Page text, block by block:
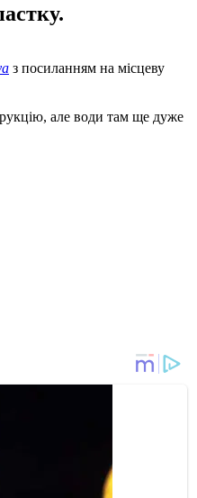
з посиланням на місцеву
але води там ще дуже